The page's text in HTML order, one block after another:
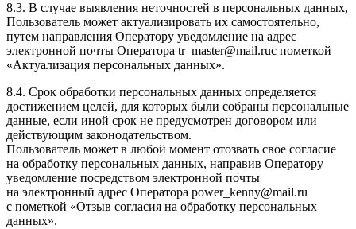
8.3. В случае выявления неточностей в персональных данных,
Пользователь может актуализировать их самостоятельно,
путем направления Оператору уведомление на адрес
электронной почты Оператора tr_master@mail.ruс пометкой
«Актуализация персональных данных».
8.4. Срок обработки персональных данных определяется
достижением целей, для которых были собраны персональные
данные, если иной срок не предусмотрен договором или
действующим законодательством.
Пользователь может в любой момент отозвать свое согласие
на обработку персональных данных, направив Оператору
уведомление посредством электронной почты
на электронный адрес Оператора power_kenny@mail.ru
с пометкой «Отзыв согласия на обработку персональных
данных».